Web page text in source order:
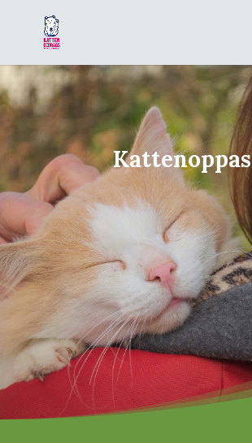
Kattenoppas